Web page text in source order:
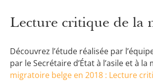
Lecture critique de la
Découvrez l’étude réalisée par
par le Secrétaire d’État à l’asile et à
migratoire belge en 2018 : Lecture